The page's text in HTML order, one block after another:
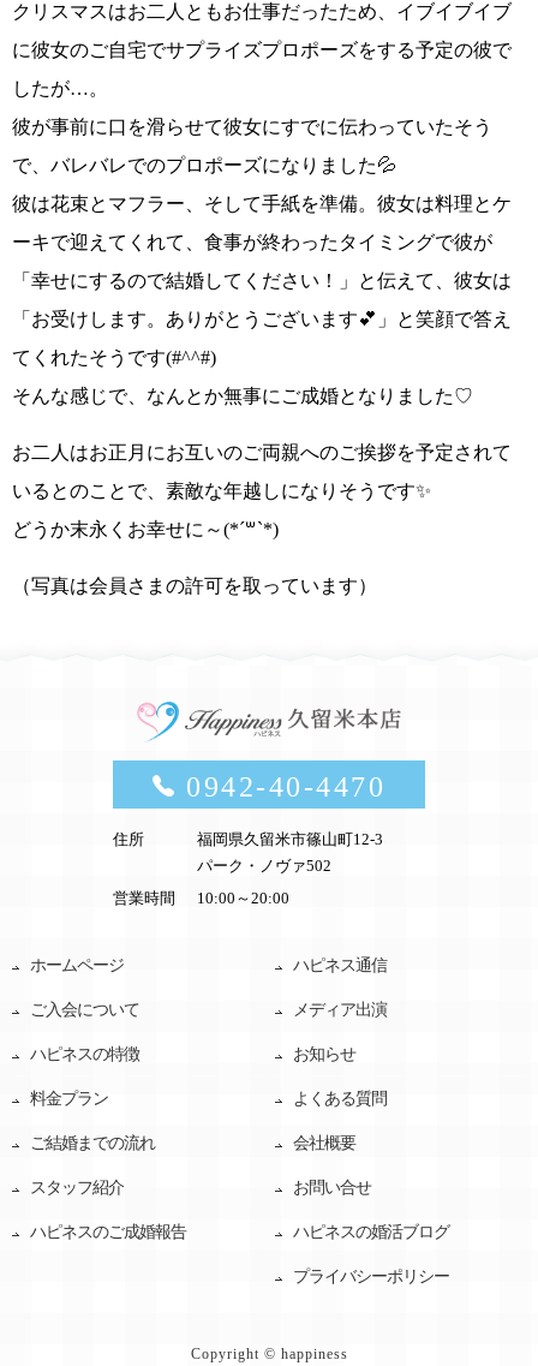
クリスマスはお二人ともお仕事だったため、イブイブイブ
に彼女のご自宅でサプライズプロポーズをする予定の彼で
したが…。
彼が事前に口を滑らせて彼女にすでに伝わっていたそう
で、バレバレでのプロポーズになりました💦
彼は花束とマフラー、そして手紙を準備。彼女は料理とケ
ーキで迎えてくれて、食事が終わったタイミングで彼が
「幸せにするので結婚してください！」
と伝えて、彼女は
「お受けします。ありがとうございます💕」
と笑顔で答え
てくれたそうです(#^^#)
そんな感じで、 なんとか無事にご成婚となりました♡
お二人はお正月にお互いのご両親へのご挨拶を予定されて
いるとのことで、 素敵な年越しになりそうです✨
どうか末永くお幸せに～(*´꒳`*)
（写真は会員さまの許可を取っています）
0942-40-4470
住所
福岡県久留米市篠山町12-3
パーク・ノヴァ502
営業時間
10:00～20:00
ホームページ
ご入会について
ハピネスの特徴
料金プラン
ご結婚までの流れ
スタッフ紹介
ハピネスのご成婚報告
ハピネス通信
メディア出演
お知らせ
よくある質問
会社概要
お問い合せ
ハピネスの婚活ブログ
プライバシーポリシー
Copyright © happiness